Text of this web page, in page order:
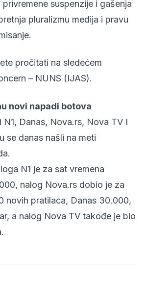
suspenzije i gašenja
pluralizmu medija i pravu
pročitati na sledećem
– NUNS (IJAS).
novi napadi botova
N1, Danas, Nova.rs, Nova TV I
se danas našli na meti
N1 je za sat vremena
nalog Nova.rs dobio je za
novih pratilaca, Danas 30.000,
a nalog Nova TV takođe je bio